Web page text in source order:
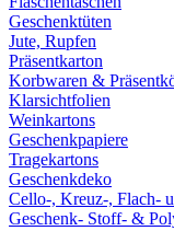
Geschenktüten
Jute, Rupfen
Präsentkarton
Korbwaren &
Klarsichtfolien
Weinkartons
Geschenkpapiere
Tragekartons
Geschenkdeko
Cello-, Kreuz-, Flach-
Geschenk- Stoff- &